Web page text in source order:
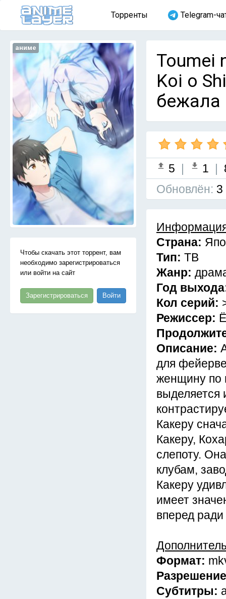
Торренты Telegram-
аниме
Чтобы скачать этот торрент, вам
необходимо зарегистрироваться
или войти на сайт
Зарегистрироваться Войти
Toumei
Koi o
бежала
5 | 1 |
Обновлён: 3
Страна:
Тип: ТВ
Жанр:
Год
Кол серий:
Режиссер:
Описание:
для
женщину по
выделяется
Какеру
Какеру,
слепоту.
клубам,
Какеру
имеет
вперед
Формат:
Субтитры: